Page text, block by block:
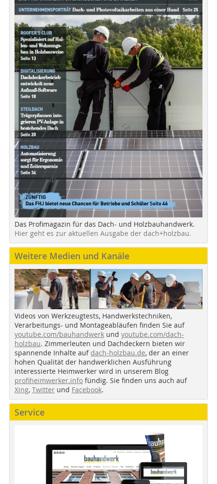
Das Profimagazin für das Dach- und Holzbauhandwerk.
Hier geht es zur aktuellen Ausgabe der dach+holzbau.
Weitere Medien und Kanäle
Videos von Werkzeugtests, Handwerkstechniken,
Verarbeitungs- und Montageabläufen finden Sie auf
youtube.com/bauhandwerk und youtube.com/dach-
holzbau. Zimmerleuten und Dachdeckern bieten wir
spannende Inhalte auf dach-holzbau.de, der an einer
hohen Qualität der handwerklichen Ausführung
interessierte Heimwerker wird in unserem Blog
profiheimwerker.info fündig. Sie finden uns auch auf
Xing, Twitter und Facebook.
Service